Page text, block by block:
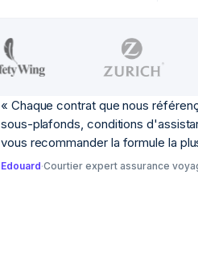
« Chaque contrat que nous
sous-plafonds, conditions
vous recommander la formule la
Edouard·Courtier expert assurance